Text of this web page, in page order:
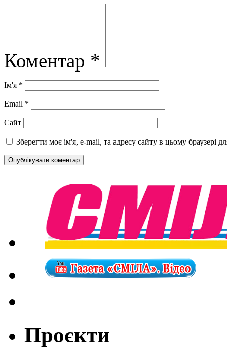
Коментар *
Ім'я *
Email *
Сайт
Зберегти моє ім'я, e-mail, та адресу сайту в цьому браузері
Проєкти